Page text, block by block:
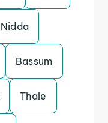
Nidda
Bassum
Thale